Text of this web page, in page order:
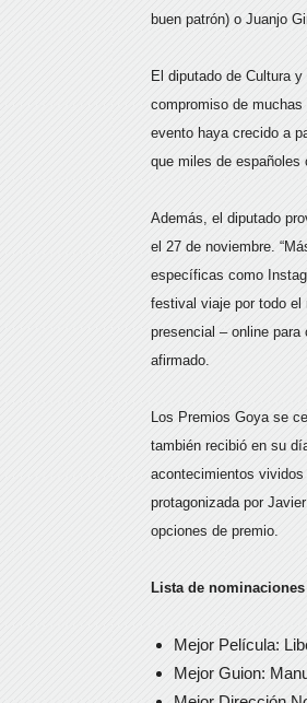
buen patrón) o Juanjo
El diputado de Cultura
compromiso de
evento haya crecido a
que miles de españoles
Además, el diputado
el 27 de noviembre.
específicas como
festival viaje por todo el
presencial – online
afirmado.
Los Premios Goya se
también recibió en su
acontecimientos vividos
protagonizada por
opciones de premio.
Lista de
Mejor Película:
Mejor Guion: